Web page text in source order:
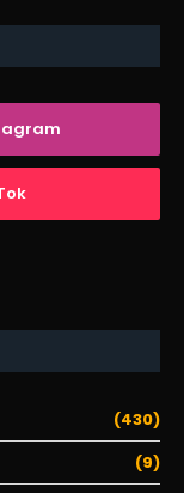
(430)
(9)